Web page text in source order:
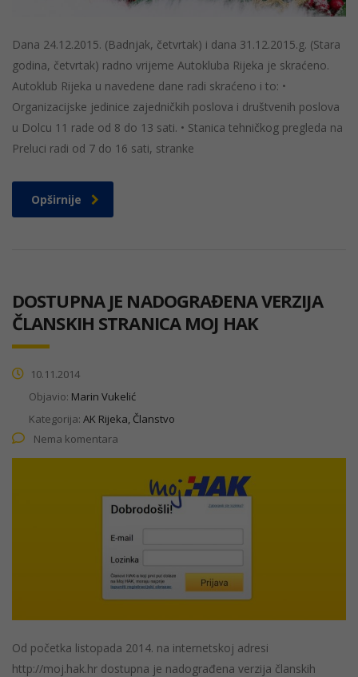
Dana 24.12.2015. (Badnjak, četvrtak) i dana 31.12.2015.g. (Stara
godina, četvrtak) radno vrijeme Autokluba Rijeka je skraćeno.
Autoklub Rijeka u navedene dane radi skraćeno i to: •
Organizacijske jedinice zajedničkih poslova i društvenih poslova
u Dolcu 11 rade od 8 do 13 sati. • Stanica tehničkog pregleda na
Preluci radi od 7 do 16 sati, stranke
Opširnije
DOSTUPNA JE NADOGRAĐENA VERZIJA
ČLANSKIH STRANICA MOJ HAK
10.11.2014
Objavio: Marin Vukelić
Kategorija: AK Rijeka, Članstvo
Nema komentara
Od početka listopada 2014. na internetskoj adresi
http://moj.hak.hr dostupna je nadograđena verzija članskih